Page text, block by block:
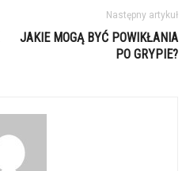
Następny artykuł
JAKIE MOGĄ BYĆ POWIKŁANIA
PO GRYPIE?